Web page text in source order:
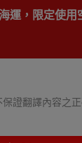
運，限定使用
證翻譯內容之